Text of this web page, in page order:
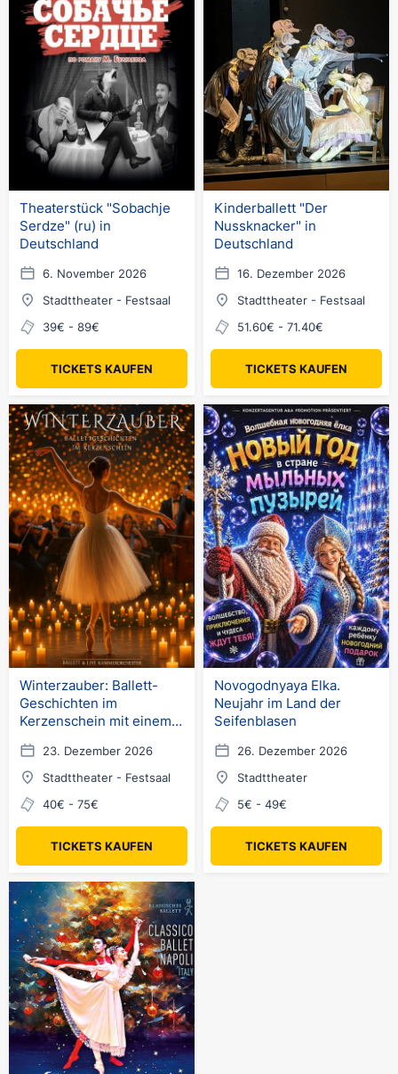
Theaterstück "Sobachje
Serdze" (ru) in
Deutschland
6. November 2026
Stadttheater - Festsaal
39€ - 89€
TICKETS KAUFEN
Kinderballett "Der
Nussknacker" in
Deutschland
16. Dezember 2026
Stadttheater - Festsaal
51.60€ - 71.40€
TICKETS KAUFEN
Winterzauber: Ballett-
Geschichten im
Kerzenschein mit einem
23. Dezember 2026
Stadttheater - Festsaal
40€ - 75€
TICKETS KAUFEN
Novogodnyaya Elka.
Neujahr im Land der
Seifenblasen
26. Dezember 2026
Stadttheater
5€ - 49€
TICKETS KAUFEN